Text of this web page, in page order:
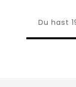
Du hast